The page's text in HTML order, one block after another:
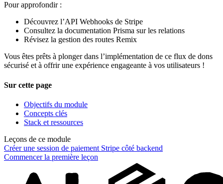
Pour approfondir :
Découvrez l’API Webhooks de Stripe
Consultez la documentation Prisma sur les relations
Révisez la gestion des routes Remix
Vous êtes prêts à plonger dans l’implémentation de ce flux de dons
sécurisé et à offrir une expérience engageante à vos utilisateurs !
Sur cette page
Objectifs du module
Concepts clés
Stack et ressources
Leçons de ce module
Créer une session de paiement Stripe côté backend
Commencer la première leçon